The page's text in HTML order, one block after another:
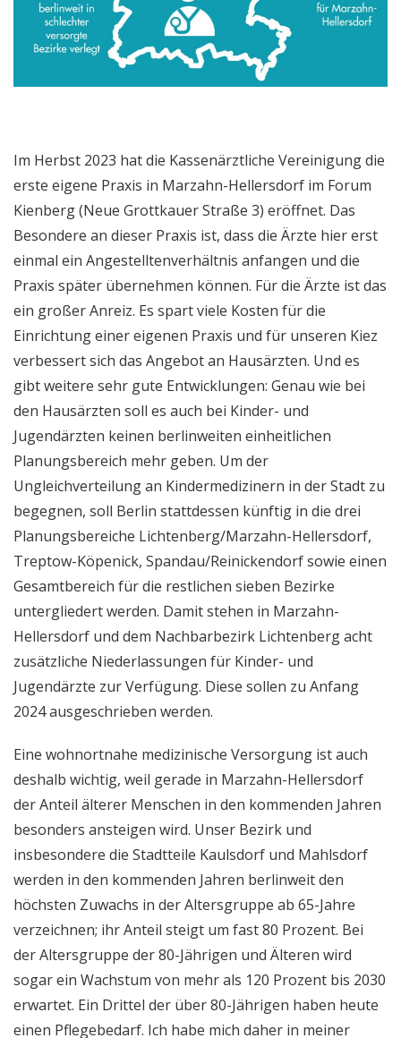
Im Herbst 2023 hat die Kassenärztliche Vereinigung die
erste eigene Praxis in Marzahn-Hellersdorf im Forum
Kienberg (Neue Grottkauer Straße 3) eröffnet. Das
Besondere an dieser Praxis ist, dass die Ärzte hier erst
einmal ein Angestelltenverhältnis anfangen und die
Praxis später übernehmen können. Für die Ärzte ist das
ein großer Anreiz. Es spart viele Kosten für die
Einrichtung einer eigenen Praxis und für unseren Kiez
verbessert sich das Angebot an Hausärzten. Und es
gibt weitere sehr gute Entwicklungen: Genau wie bei
den Hausärzten soll es auch bei Kinder- und
Jugendärzten keinen berlinweiten einheitlichen
Planungsbereich mehr geben. Um der
Ungleichverteilung an Kindermedizinern in der Stadt zu
begegnen, soll Berlin stattdessen künftig in die drei
Planungsbereiche Lichtenberg/Marzahn-Hellersdorf,
Treptow-Köpenick, Spandau/Reinickendorf sowie einen
Gesamtbereich für die restlichen sieben Bezirke
untergliedert werden. Damit stehen in Marzahn-
Hellersdorf und dem Nachbarbezirk Lichtenberg acht
zusätzliche Niederlassungen für Kinder- und
Jugendärzte zur Verfügung. Diese sollen zu Anfang
2024 ausgeschrieben werden.
Eine wohnortnahe medizinische Versorgung ist auch
deshalb wichtig, weil gerade in Marzahn-Hellersdorf
der Anteil älterer Menschen in den kommenden Jahren
besonders ansteigen wird. Unser Bezirk und
insbesondere die Stadtteile Kaulsdorf und Mahlsdorf
werden in den kommenden Jahren berlinweit den
höchsten Zuwachs in der Altersgruppe ab 65-Jahre
verzeichnen; ihr Anteil steigt um fast 80 Prozent. Bei
der Altersgruppe der 80-Jährigen und Älteren wird
sogar ein Wachstum von mehr als 120 Prozent bis 2030
erwartet. Ein Drittel der über 80-Jährigen haben heute
einen Pflegebedarf. Ich habe mich daher in meiner